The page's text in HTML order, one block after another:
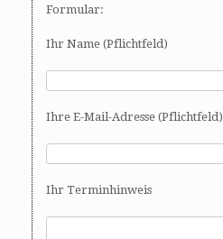
Formular:
Ihr Name (Pflichtfeld)
Ihre E-Mail-Adresse (Pflichtfeld)
Ihr Terminhinweis